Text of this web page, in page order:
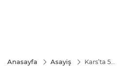
Anasayfa Asayiş
Kars’ta 5